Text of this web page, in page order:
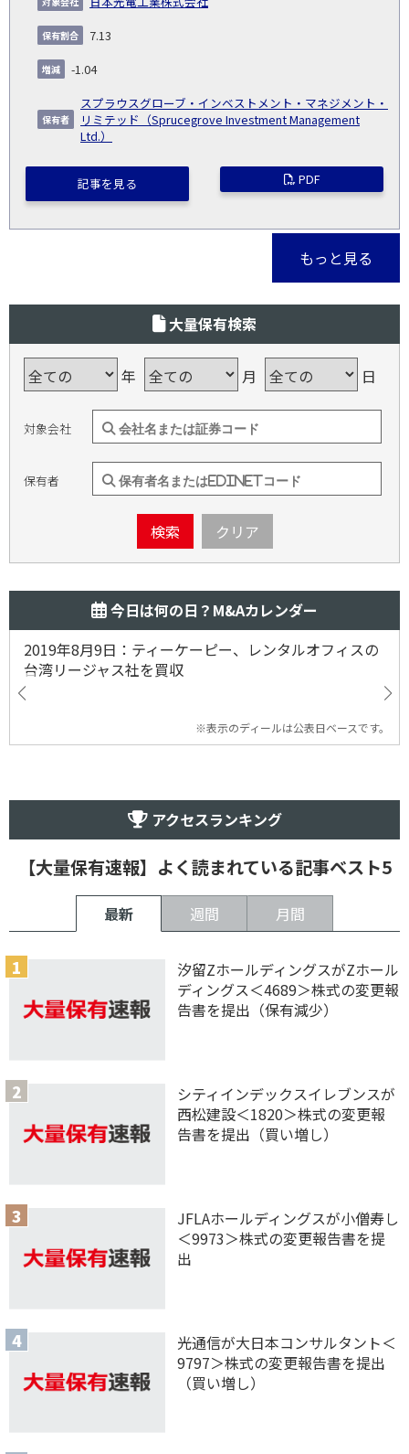
7.13
-1.04
スプラウスグローブ・インベストメント・マネジメント・
リミテッド（Sprucegrove Investment Management
Ltd.）
記事を見る PDF
もっと見る
大量保有検索
年 月 日
対象会社
保有者
検索 クリア
今日は何の日？M&Aカレンダー
2019年8月9日：ティーケーピー、レンタルオフィスの
台湾リージャス社を買収
※表示のディールは公表日ベースです。
アクセスランキング
【大量保有速報】よく読まれている記事ベスト5
最新 週間 月間
汐留ZホールディングスがZホール
ディングス＜4689＞株式の変更報
告書を提出（保有減少）
シティインデックスイレブンスが
西松建設＜1820＞株式の変更報
告書を提出（買い増し）
JFLAホールディングスが小僧寿し
＜9973＞株式の変更報告書を提
出
光通信が大日本コンサルタント＜
9797＞株式の変更報告書を提出
（買い増し）